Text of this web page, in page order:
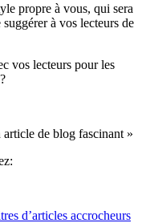
propre à vous, qui sera
à vos lecteurs de
vos lecteurs pour les
de blog fascinant »
d’articles accrocheurs